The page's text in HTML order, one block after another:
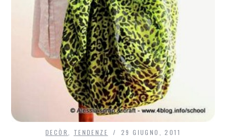
DECÒR TENDENZE 29 GIUGNO, 2011